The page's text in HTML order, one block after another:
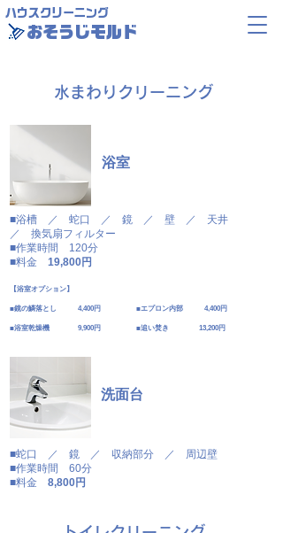
ハウスクリーニング
おそうじモルド
​水まわりクリーニング
浴室
■浴槽 ／ 蛇口 ／ 鏡 ／ 壁 ／ 天井
／ 換気扇フィルター
​■作業時間 120分
■料金 19,800円
【浴室オプション】
​■鏡の鱗落とし 4,400円 ■エプロン内部 4,400円
​■浴室乾燥機 9,900円 ■追い焚き 13,200円
洗面台
■蛇口 ／ 鏡 ／ 収納部分 ／ 周辺壁
​■作業時間 60分
■料金 8,800円